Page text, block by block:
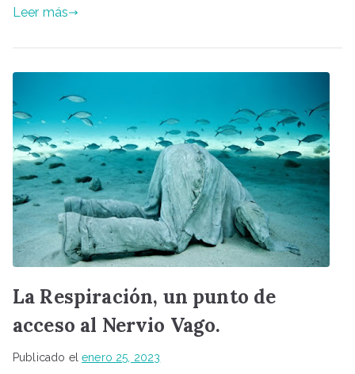
Leer más
La Respiración, un punto de
acceso al Nervio Vago.
Publicado elenero 25, 2023